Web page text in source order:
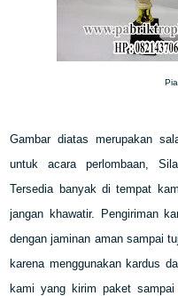
Gambar diatas merupakan
untuk acara perlombaan,
Tersedia banyak di tempat
jangan khawatir. Pengiriman
dengan jaminan aman sampai
karena menggunakan kardus
kami yang kirim paket sampai